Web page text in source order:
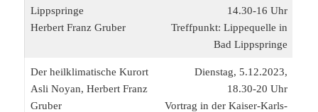
Lippspringe
Herbert Franz Gruber
14.30-16 Uhr
Treffpunkt: Lippequelle in
Bad Lippspringe
Der heilklimatische Kurort
Asli Noyan, Herbert Franz
Gruber
Dienstag, 5.12.2023,
18.30-20 Uhr
Vortrag in der Kaiser-Karls-